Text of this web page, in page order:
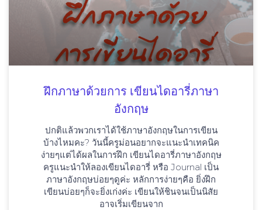
ฝึกภาษาด้วยการ เขียนไดอารี่ภาษา
อังกฤษ
ปกติแล้วพวกเราได้ใช้ภาษาอังกฤษในการเขียน
บ้างไหมคะ? วันนี้ครูม่อนอยากจะแนะนำเทคนิค
ง่ายๆแต่ได้ผลในการฝึก เขียนไดอารี่ภาษาอังกฤษ
ครูแนะนำให้ลองเขียนไดอารี่ หรือ Journal เป็น
ภาษาอังกฤษบ่อยๆดูค่ะ หลักการง่ายๆคือ ยิ่งฝึก
เขียนบ่อยๆก็จะยิ่งเก่งค่ะ เขียนให้ชินจนเป็นนิสัย
อาจเริ่มเขียนจาก